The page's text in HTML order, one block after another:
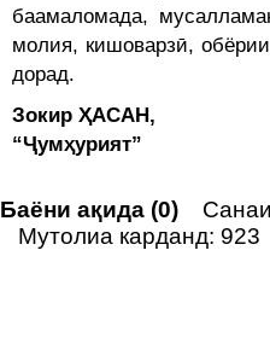
баамаломада,
молия, кишоварзӣ,
дорад.
Зокир ҲАСАН,
“Ҷумҳурият”
Баёни ақида (0)
Мутолиа карданд: 923